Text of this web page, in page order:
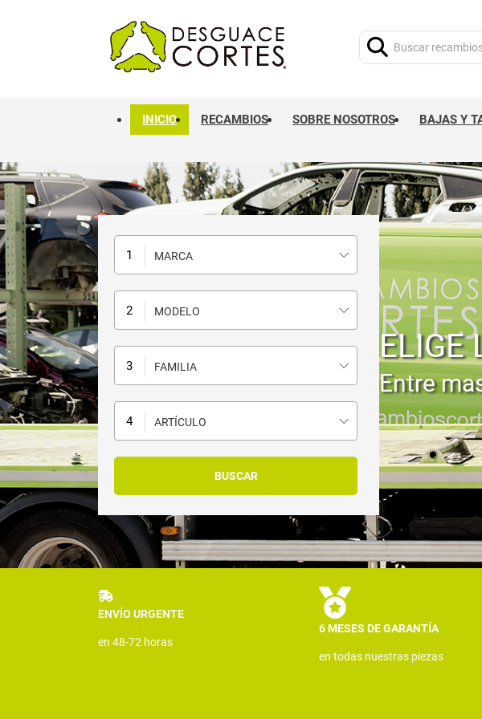
INICIO RECAMBIOS SOBRE NOSOTROS BAJAS Y
MARCA
MODELO
FAMILIA
ARTÍCULO
ELIGE
Entre
ENVÍO URGENTE
en 48-72 horas
6 MESES DE GARANTÍA
en todas nuestras piezas